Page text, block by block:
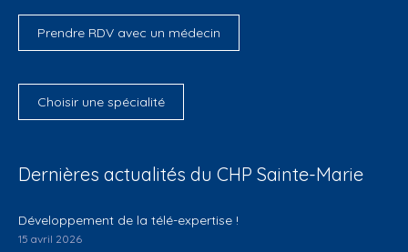
Prendre RDV avec un médecin
Choisir une spécialité
Dernières actualités du CHP Sainte-Marie
Développement de la télé-expertise !
15 avril 2026